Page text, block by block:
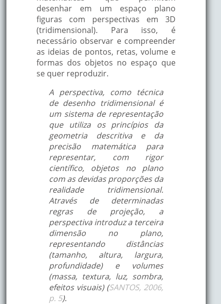
desenhar em um espaço plano
figuras com perspectivas em 3D
(tridimensional). Para isso, é
necessário observar e compreender
as ideias de pontos, retas, volume e
formas dos objetos no espaço que
se quer reproduzir.
A perspectiva, como técnica
de desenho tridimensional é
um sistema de representação
que utiliza os princípios da
geometria descritiva e da
precisão matemática para
representar, com rigor
científico, objetos no plano
com as devidas proporções da
realidade tridimensional.
Através de determinadas
regras de projeção, a
perspectiva introduz a terceira
dimensão no plano,
representando distâncias
(tamanho, altura, largura,
profundidade) e volumes
(massa, textura, luz, sombra,
efeitos visuais) (SANTOS, 2006,
p. 5).